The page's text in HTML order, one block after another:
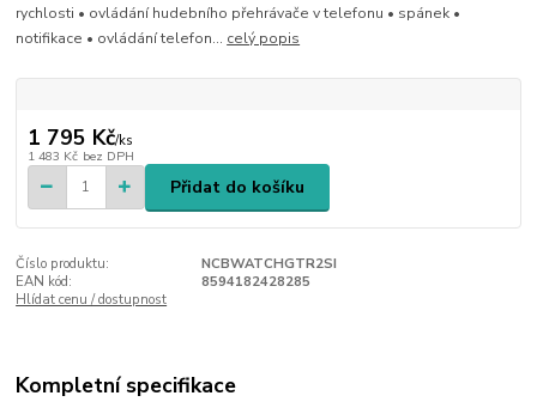
rychlosti • ovládání hudebního přehrávače v telefonu • spánek •
notifikace • ovládání telefon... celý popis
1 795 Kč/ks
1 483 Kč bez DPH
Přidat do košíku
Číslo produktu:
NCBWATCHGTR2SI
EAN kód:
8594182428285
Hlídat cenu / dostupnost
Kompletní specifikace